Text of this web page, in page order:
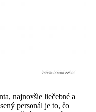
najnovšie liečebné a
personál je to, čo